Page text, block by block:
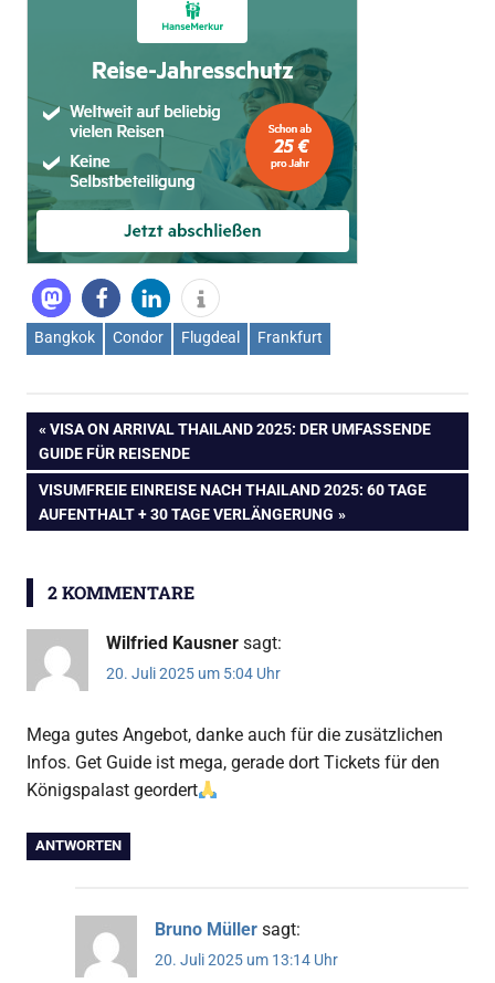
Bangkok Condor Flugdeal Frankfurt
Beitragsnavigation
VORHERIGER
BEITRAG:
VISA ON ARRIVAL THAILAND 2025: DER UMFASSENDE
GUIDE FÜR REISENDE
NÄCHSTER
BEITRAG:
VISUMFREIE EINREISE NACH THAILAND 2025: 60 TAGE
AUFENTHALT + 30 TAGE VERLÄNGERUNG
2 KOMMENTARE
Wilfried Kausner sagt:
20. Juli 2025 um 5:04 Uhr
Mega gutes Angebot, danke auch für die zusätzlichen
Infos. Get Guide ist mega, gerade dort Tickets für den
Königspalast geordert
ANTWORTEN
Bruno Müller sagt:
20. Juli 2025 um 13:14 Uhr